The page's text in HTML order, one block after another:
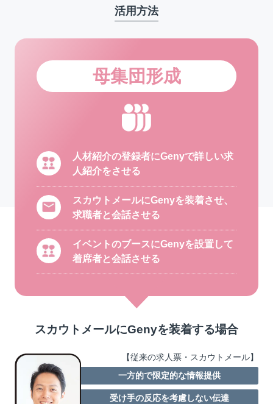
活用方法
母集団形成
人材紹介の登録者にGenyで詳しい求
人紹介をさせる
スカウトメールにGenyを装着させ、
求職者と会話させる
イベントのブースにGenyを設置して
着席者と会話させる
スカウトメールにGenyを装着する場合
【従来の求人票・スカウトメール】
一方的で限定的な情報提供
受け手の反応を考慮しない伝達